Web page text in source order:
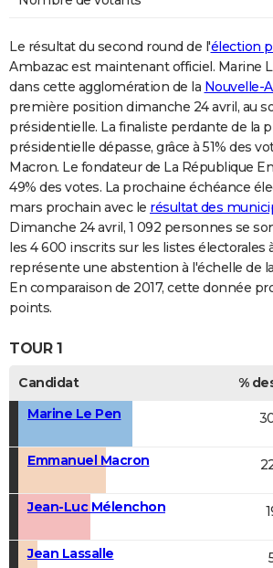
Le résultat du second round de l'élection
Ambazac est maintenant officiel. Marine
dans cette agglomération de la Nouvelle-
première position dimanche 24 avril, au
présidentielle. La finaliste perdante de la
présidentielle dépasse, grâce à 51% des
Macron. Le fondateur de La République
49% des votes. La prochaine échéance
mars prochain avec le résultat des
Dimanche 24 avril, 1 092 personnes se
les 4 600 inscrits sur les listes électorales
représente une abstention à l'échelle de
En comparaison de 2017, cette donnée
points.
TOUR 1
Candidat %
Marine Le Pen
Emmanuel Macron
Jean-Luc Mélenchon
Jean Lassalle